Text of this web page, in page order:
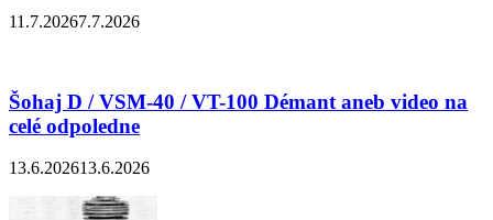
11.7.20267.7.2026
Šohaj D / VSM-40 / VT-100 Démant aneb video na
celé odpoledne
13.6.202613.6.2026